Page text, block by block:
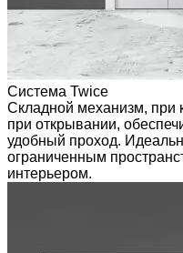
Система Twice
Складной механизм, при
при открывании,
удобный проход.
ограниченным
интерьером.